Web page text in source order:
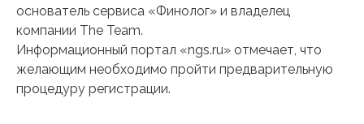
основатель сервиса «Финолог» и владелец
компании The Team.
Информационный портал «ngs.ru» отмечает, что
желающим необходимо пройти предварительную
процедуру регистрации.